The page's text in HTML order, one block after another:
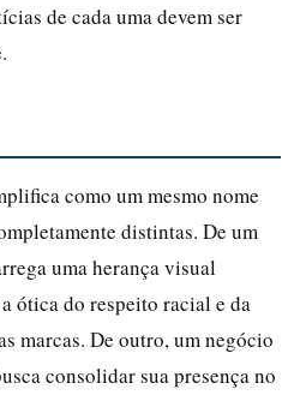
de cada uma devem ser
como um mesmo nome
distintas. De um
uma herança visual
ótica do respeito racial e da
marcas. De outro, um negócio
consolidar sua presença no